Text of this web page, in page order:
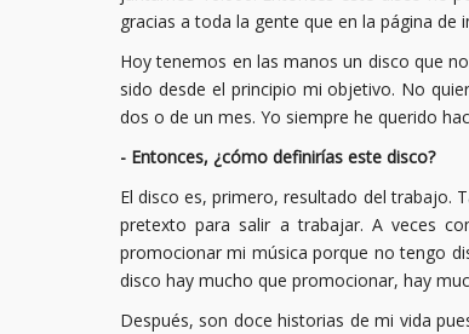
gracias a toda la gente que en la página
Hoy tenemos en las manos un disco que
sido desde el principio mi objetivo. No
dos o de un mes. Yo siempre he querido
- Entonces, ¿cómo definirías este disco?
El disco es, primero, resultado del trabajo.
pretexto para salir a trabajar. A veces
promocionar mi música porque no tengo
disco hay mucho que promocionar, hay
Después, son doce historias de mi vida